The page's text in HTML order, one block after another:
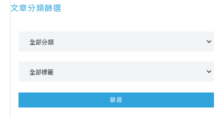
文章分類篩選